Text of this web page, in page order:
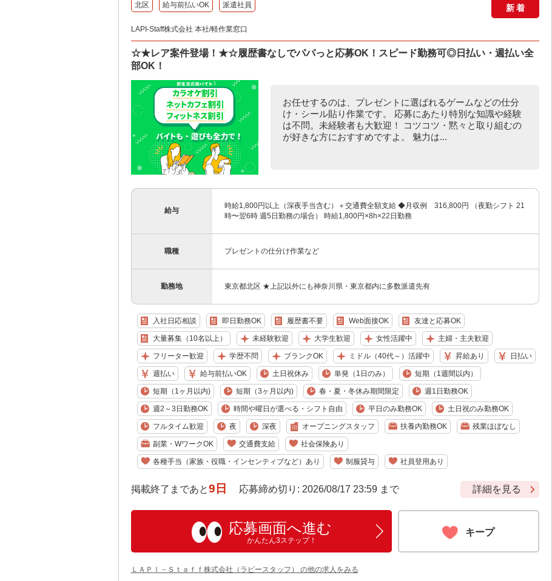
北区 給与前払いOK 派遣社員 新着
LAPI-Staff株式会社 本社/軽作業窓口
☆★レア案件登場！★☆履歴書なしでパパっと応募OK！スピード勤務可◎日払い・週払い全
部OK！
お任せするのは、プレゼントに選ばれるゲームなどの仕分
け・シール貼り作業です。 応募にあたり特別な知識や経験
は不問。未経験者も大歓迎！ コツコツ・黙々と取り組むの
が好きな方におすすめですよ。 魅力は...
給与
時給1,800円以上（深夜手当含む）＋交通費全額支給 ◆月収例 316,800円 （夜勤シフト 21
時〜翌6時 週5日勤務の場合） 時給1,800円×8h×22日勤務
職種 プレゼントの仕分け作業など
勤務地 東京都北区 ★上記以外にも神奈川県・東京都内に多数派遣先有
入社日応相談 即日勤務OK 履歴書不要 Web面接OK 友達と応募OK
大量募集（10名以上） 未経験歓迎 大学生歓迎 女性活躍中 主婦・主夫歓迎
フリーター歓迎 学歴不問 ブランクOK ミドル（40代～）活躍中 昇給あり 日払い
週払い 給与前払いOK 土日祝休み 単発（1日のみ） 短期（1週間以内）
短期（1ヶ月以内) 短期（3ヶ月以内) 春・夏・冬休み期間限定 週1日勤務OK
週2～3日勤務OK 時間や曜日が選べる・シフト自由 平日のみ勤務OK 土日祝のみ勤務OK
フルタイム歓迎 夜 深夜 オープニングスタッフ 扶養内勤務OK 残業ほぼなし
副業・WワークOK 交通費支給 社会保険あり
各種手当（家族・役職・インセンティブなど）あり 制服貸与 社員登用あり
掲載終了まであと9日 応募締め切り: 2026/08/17 23:59 まで 詳細を見る
応募画面へ進む
かんたん3ステップ！
キープ
ＬＡＰＩ－Ｓｔａｆｆ株式会社（ラピースタッフ） の他の求人をみる